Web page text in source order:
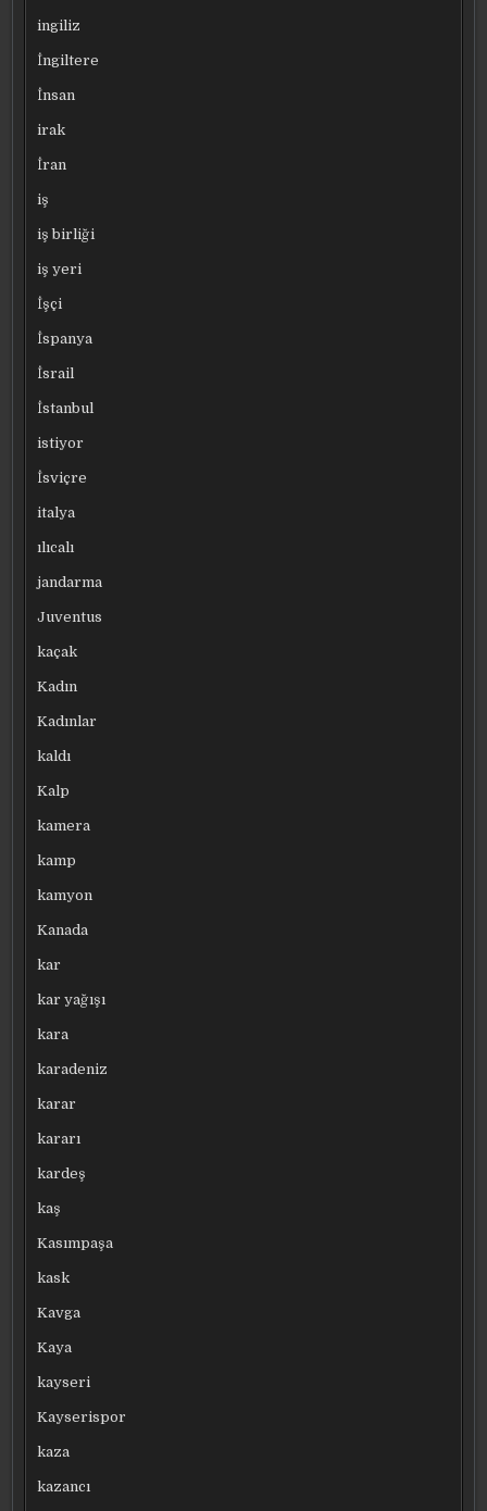
ingiliz
İngiltere
İnsan
irak
İran
iş
iş birliği
iş yeri
İşçi
İspanya
İsrail
İstanbul
istiyor
İsviçre
italya
ılıcalı
jandarma
Juventus
kaçak
Kadın
Kadınlar
kaldı
Kalp
kamera
kamp
kamyon
Kanada
kar
kar yağışı
kara
karadeniz
karar
kararı
kardeş
kaş
Kasımpaşa
kask
Kavga
Kaya
kayseri
Kayserispor
kaza
kazancı